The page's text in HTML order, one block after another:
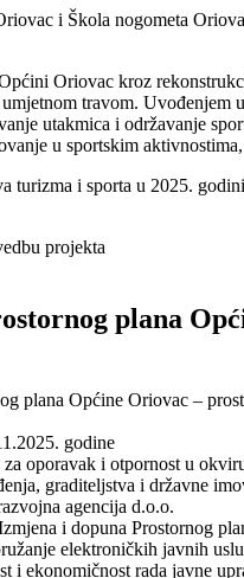
i Škola nogometa
Oriovac kroz
travom. Uvođenjem
utakmica i održavanje
u sportskim
turizma i sporta u 2025.
projekta
plana
plana Općine Oriovac –
godine
oporavak i otpornost u
graditeljstva i državne
agencija d.o.o.
i dopuna Prostornog
elektroničkih javnih
i ekonomičnost rada javne